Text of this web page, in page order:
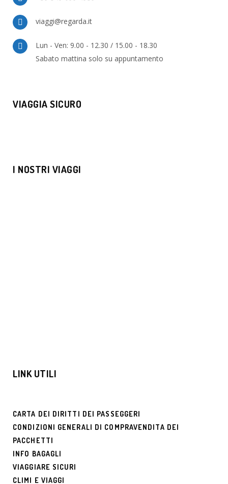
viaggi@regarda.it
Lun - Ven: 9.00 - 12.30 / 15.00 - 18.30
Sabato mattina solo su appuntamento
VIAGGIA SICURO
I NOSTRI VIAGGI
LINK UTILI
CARTA DEI DIRITTI DEI PASSEGGERI
CONDIZIONI GENERALI DI COMPRAVENDITA DEI
PACCHETTI
INFO BAGAGLI
VIAGGIARE SICURI
CLIMI E VIAGGI